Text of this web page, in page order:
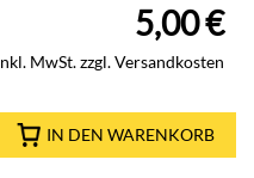
5,00€
MwSt. zzgl. Versandkosten
IN DEN WARENKORB